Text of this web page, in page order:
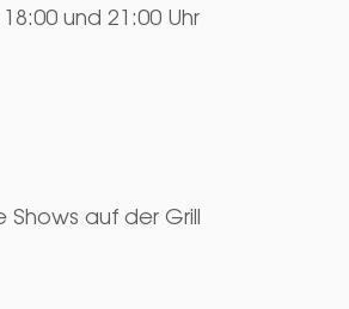
und 21:00 Uhr
auf der Grill